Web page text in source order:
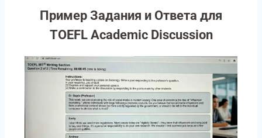
Пример Задания и Ответа для
TOEFL Academic Discussion